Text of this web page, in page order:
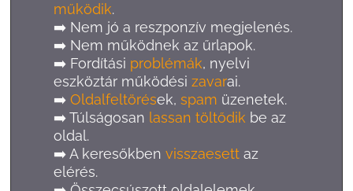
működik.
➡️ Nem jó a reszponzív megjelenés.
➡️ Nem működnek az űrlapok.
➡️ Fordítási problémák, nyelvi
eszköztár működésizavarai.
➡️Oldalfeltörések,spam üzenetek.
➡️ Túlságosan lassan töltődik be az
oldal.
➡️ A keresőkbenvisszaesett az
elérés.